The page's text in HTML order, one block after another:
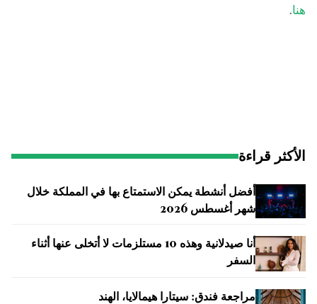
هنا.
الأكثر قراءة
أفضل أنشطة يمكن الاستمتاع بها في المملكة خلال
شهر أغسطس 2026
أنا صيدلانية وهذه 10 مستلزمات لا أتخلى عنها أثناء
السفر
مراجعة فندق: سيتارا هيمالايا، الهند